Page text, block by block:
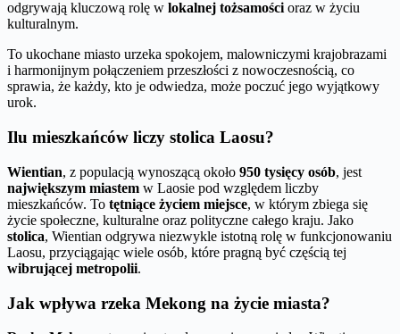
odgrywają kluczową rolę w lokalnej tożsamości oraz w życiu
kulturalnym.
To ukochane miasto urzeka spokojem, malowniczymi krajobrazami
i harmonijnym połączeniem przeszłości z nowoczesnością, co
sprawia, że każdy, kto je odwiedza, może poczuć jego wyjątkowy
urok.
Ilu mieszkańców liczy stolica Laosu?
Wientian, z populacją wynoszącą około 950 tysięcy osób, jest
największym miastem w Laosie pod względem liczby
mieszkańców. To tętniące życiem miejsce, w którym zbiega się
życie społeczne, kulturalne oraz polityczne całego kraju. Jako
stolica, Wientian odgrywa niezwykle istotną rolę w funkcjonowaniu
Laosu, przyciągając wiele osób, które pragną być częścią tej
wibrującej metropolii.
Jak wpływa rzeka Mekong na życie miasta?